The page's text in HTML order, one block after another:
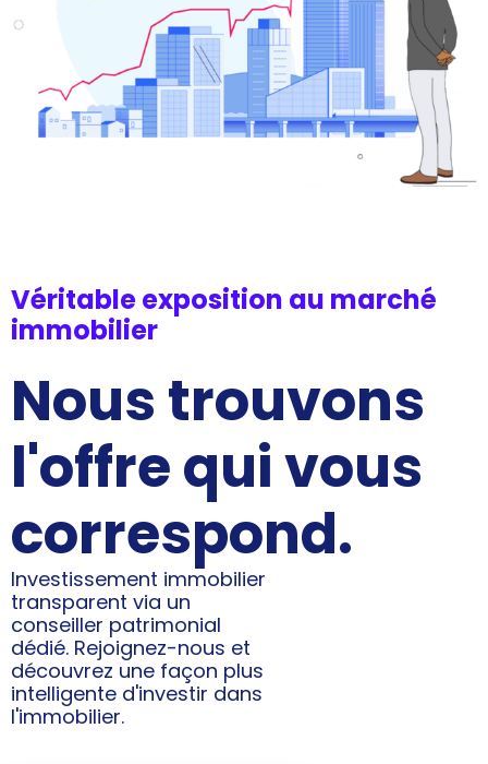
Véritable exposition au marché
immobilier
Nous trouvons
l'offre qui vous
correspond.
Investissement immobilier
transparent via un
conseiller patrimonial
dédié. Rejoignez-nous et
découvrez une façon plus
intelligente d'investir dans
l'immobilier.